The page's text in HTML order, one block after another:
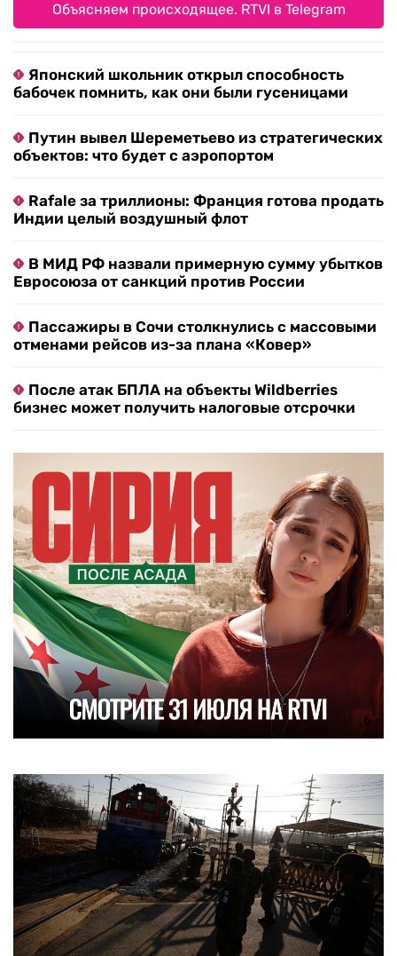
Объясняем происходящее. RTVI в Telegram
Японский школьник открыл способность
бабочек помнить, как они были гусеницами
Путин вывел Шереметьево из стратегических
объектов: что будет с аэропортом
Rafale за триллионы: Франция готова продать
Индии целый воздушный флот
В МИД РФ назвали примерную сумму убытков
Евросоюза от санкций против России
Пассажиры в Сочи столкнулись с массовыми
отменами рейсов из-за плана «Ковер»
После атак БПЛА на объекты Wildberries
бизнес может получить налоговые отсрочки